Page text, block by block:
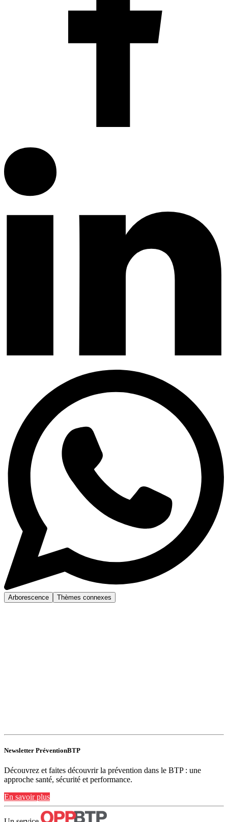
Arborescence Thèmes connexes
Newsletter PréventionBTP
Découvrez et faites découvrir la prévention dans le BTP : une
approche santé, sécurité et performance.
En savoir plus